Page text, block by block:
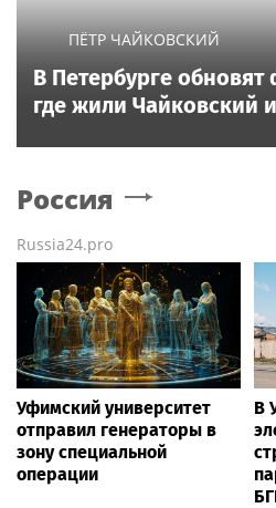
ПЁТР ЧАЙКОВСКИЙ
В Петербурге
где жили Чайковский
Россия
Russia24.pro
Уфимский университет
отправил генераторы в
зону специальной
операции
В